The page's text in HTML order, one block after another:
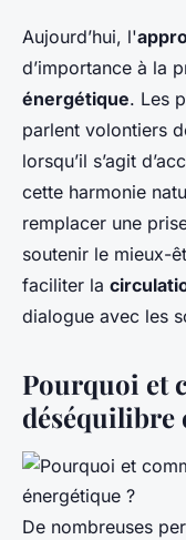
Aujourd’hui, l'
d’importance à la
énergétique. Les
parlent volontiers
lorsqu’il s’agit
cette harmonie
remplacer une
soutenir le mieux-
faciliter la
dialogue avec les
Pourquoi et
déséquilibre
De nombreuses